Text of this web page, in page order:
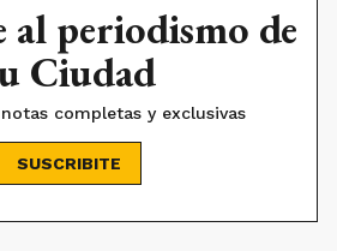
al periodismo de
Ciudad
completas y exclusivas
SUSCRIBITE